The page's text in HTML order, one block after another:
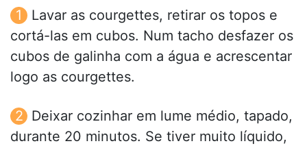
Lavar as courgettes, retirar os topos e
cortá-las em cubos. Num tacho desfazer os
cubos de galinha com a água e acrescentar
logo as courgettes.
Deixar cozinhar em lume médio, tapado,
durante 20 minutos. Se tiver muito líquido,